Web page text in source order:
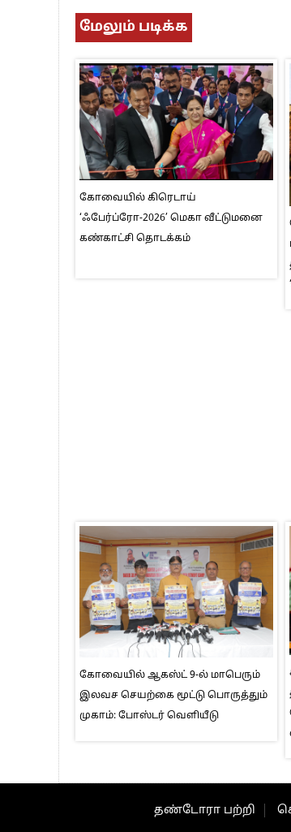
மேலும் படிக்க
கோவையில் கிரெடாய்
‘ஃபேர்ப்ரோ-2026’ மெகா வீட்டுமனை
கண்காட்சி தொடக்கம்
கோவையில் ஆகஸ்ட் 9-ல் மாபெரும்
இலவச செயற்கை மூட்டு பொருத்தும்
முகாம்: போஸ்டர் வெளியீடு
தண்டோரா பற்றி